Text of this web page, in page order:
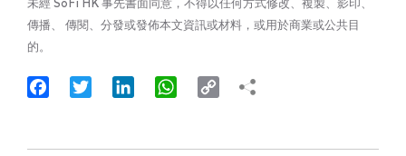
未經 SoFi HK 事先書面同意，不得以任何方式修改、複製、影印、
傳播、 傳閱、分發或發佈本文資訊或材料，或用於商業或公共目
的。
FacebookTwitter LinkedInWhatsApp
Copy